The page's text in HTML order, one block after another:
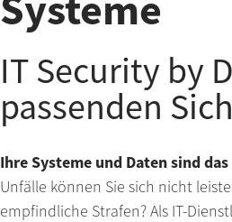
IT Security by
passenden
Ihre Systeme und Daten sind
Unfälle können Sie sich nicht
empfindliche Strafen? Als IT-